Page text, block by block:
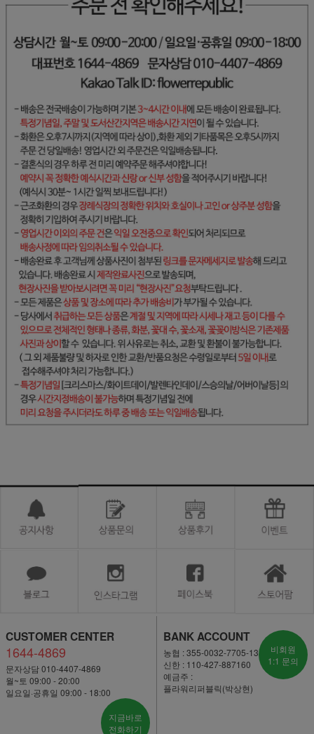
CUSTOMER CENTER
1644-4869
문자상담 010-4407-4869
월~토 09:00 - 20:00
일요일·공휴일 09:00 - 18:00
지금바로
전화하기
BANK ACCOUNT
농협 : 355-0032-7705-13
신한 : 110-427-887160
예금주 :
플라워리퍼블릭(박상현)
비회원
1:1 문의